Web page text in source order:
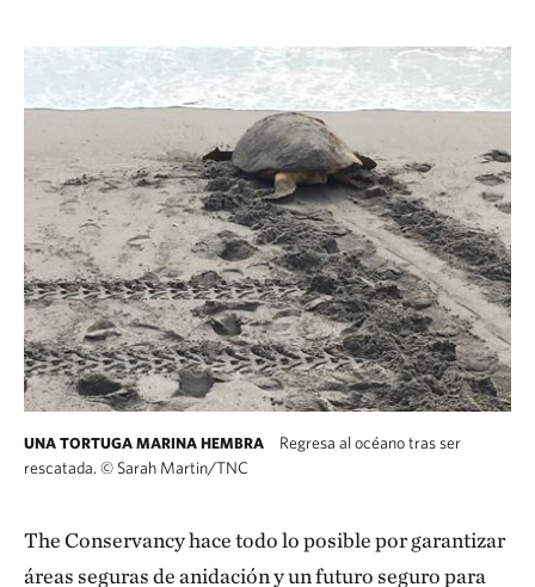
UNA TORTUGA MARINA HEMBRA
Regresa al océano tras ser
rescatada. © Sarah Martin/TNC
The Conservancy hace todo lo posible por garantizar
áreas seguras de anidación y un futuro seguro para